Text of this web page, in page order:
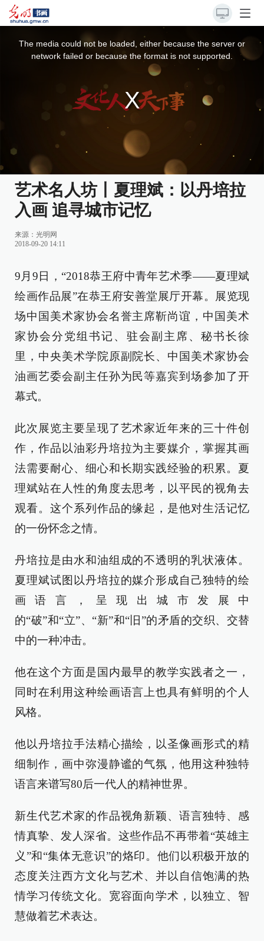
The media could not be loaded, either because the server or
network failed or because the format is not supported.
艺术名人坊丨夏理斌：以丹培拉
入画 追寻城市记忆
来源： 光明网
2018-09-20 14:11
9 月 9 日， “2018恭王府中青年艺术季——夏理斌
绘画作品展”在恭王府安善堂展厅开幕。展览现
场中国美术家协会名誉主席靳尚谊，中国美术
家协会分党组书记、驻会副主席、秘书长徐
里，中央美术学院原副院长、中国美术家协会
油画艺委会副主任孙为民等嘉宾到场参加了开
幕式。
此次展览主要呈现了艺术家近年来的三十件创
作，作品以油彩丹培拉为主要媒介，掌握其画
法需要耐心、细心和长期实践经验的积累。夏
理斌站在人性的角度去思考，以平民的视角去
观看。这个系列作品的缘起，是他对生活记忆
的一份怀念之情。
丹培拉是由水和油组成的不透明的乳状液体。
夏理斌试图以丹培拉的媒介形成自己独特的绘
画语言，呈现出城市发展中
的“破”和“立”、 “新”和“ 旧”的矛盾的交织、交替
中的一种冲击。
他在这个方面是国内最早的教学实践者之一，
同时在利用这种绘画语言上也具有鲜明的个人
风格。
他以丹培拉手法精心描绘，以圣像画形式的精
细制作，画中弥漫静谧的气氛，他用这种独特
语言来谱写80后一代人的精神世界。
新生代艺术家的作品视角新颖、语言独特、感
情真挚、发人深省。这些作品不再带着“英雄主
义”和“集体无意识”的烙印。他们以积极开放的
态度关注西方文化与艺术、并以自信饱满的热
情学习传统文化。宽容面向学术，以独立、智
慧做着艺术表达。